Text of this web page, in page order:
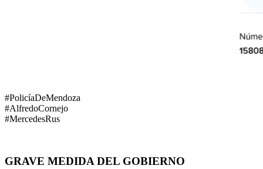
#PolicíaDeMendoza
#AlfredoCornejo
#MercedesRus
GRAVE MEDIDA DEL GOBIERNO